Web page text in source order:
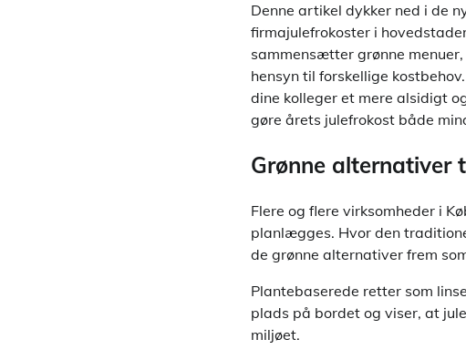
Denne artikel dykker ned i de
firmajulefrokoster i
sammensætter grønne
hensyn til forskellige
dine kolleger et mere alsidigt
gøre årets julefrokost både
Grønne alternativer
Flere og flere virksomheder i
planlægges. Hvor den
de grønne alternativer frem
Plantebaserede retter som
plads på bordet og viser, at
miljøet.